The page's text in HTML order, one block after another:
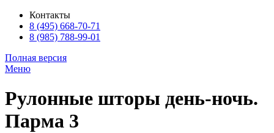
Контакты
8 (495) 668-70-71
8 (985) 788-99-01
Полная версия
Меню
Рулонные шторы день-ночь.
Парма 3